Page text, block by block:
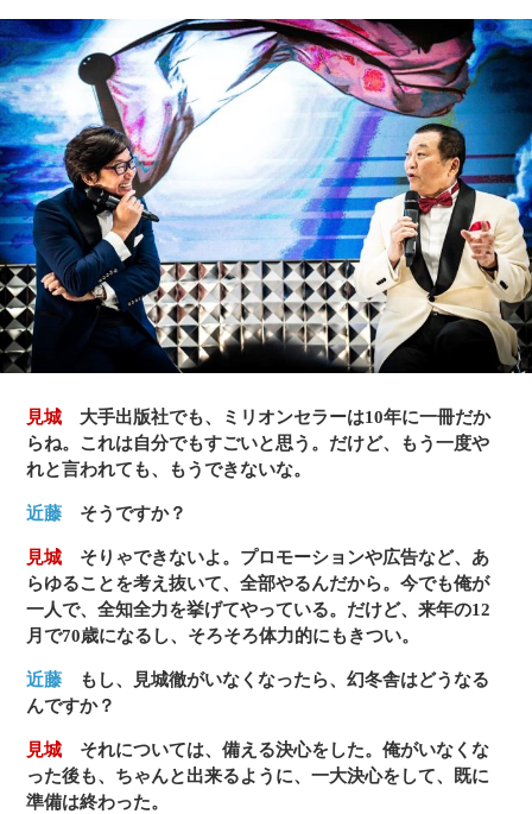
ノベーション部門受賞。
見城 大手出版社でも、ミリオンセラーは10年に一冊だか
らね。これは自分でもすごいと思う。だけど、もう一度や
れと言われても、もうできないな。
近藤 そうですか？
見城 そりゃできないよ。プロモーションや広告など、あ
らゆることを考え抜いて、全部やるんだから。今でも俺が
一人で、全知全力を挙げてやっている。だけど、来年の12
月で70歳になるし、そろそろ体力的にもきつい。
近藤 もし、見城徹がいなくなったら、幻冬舎はどうなる
んですか？
見城 それについては、備える決心をした。俺がいなくな
った後も、ちゃんと出来るように、一大決心をして、既に
準備は終わった。